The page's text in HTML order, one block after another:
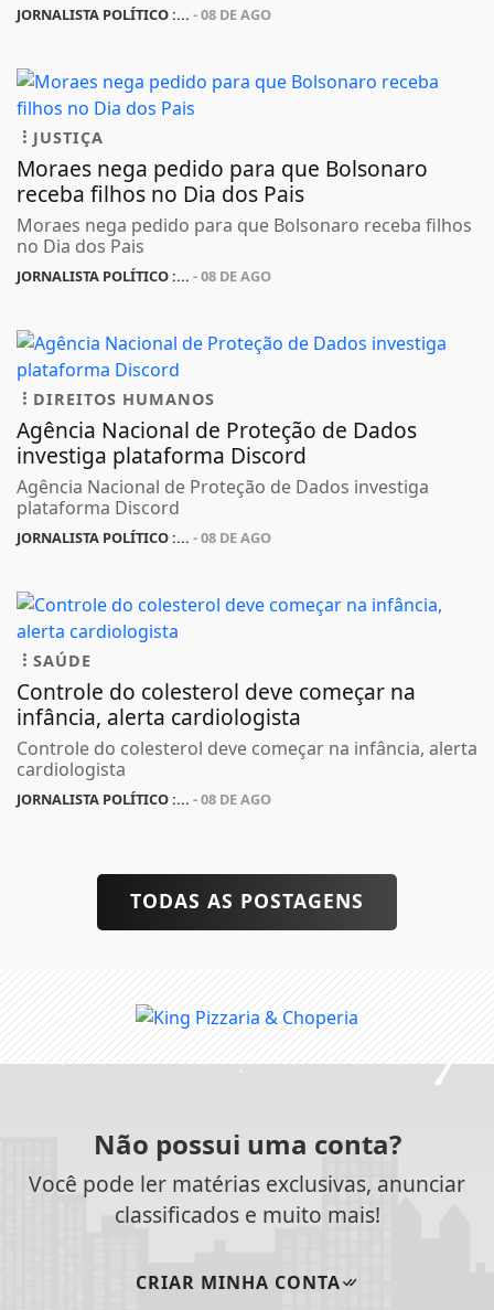
JORNALISTA POLÍTICO :... - 08 DE AGO
JUSTIÇA
Moraes nega pedido para que Bolsonaro
receba filhos no Dia dos Pais
Moraes nega pedido para que Bolsonaro receba filhos
no Dia dos Pais
JORNALISTA POLÍTICO :... - 08 DE AGO
DIREITOS HUMANOS
Agência Nacional de Proteção de Dados
investiga plataforma Discord
Agência Nacional de Proteção de Dados investiga
plataforma Discord
JORNALISTA POLÍTICO :... - 08 DE AGO
SAÚDE
Controle do colesterol deve começar na
infância, alerta cardiologista
Controle do colesterol deve começar na infância, alerta
cardiologista
JORNALISTA POLÍTICO :... - 08 DE AGO
TODAS AS POSTAGENS
Não possui uma conta?
Você pode ler matérias exclusivas, anunciar
classificados e muito mais!
CRIAR MINHA CONTA